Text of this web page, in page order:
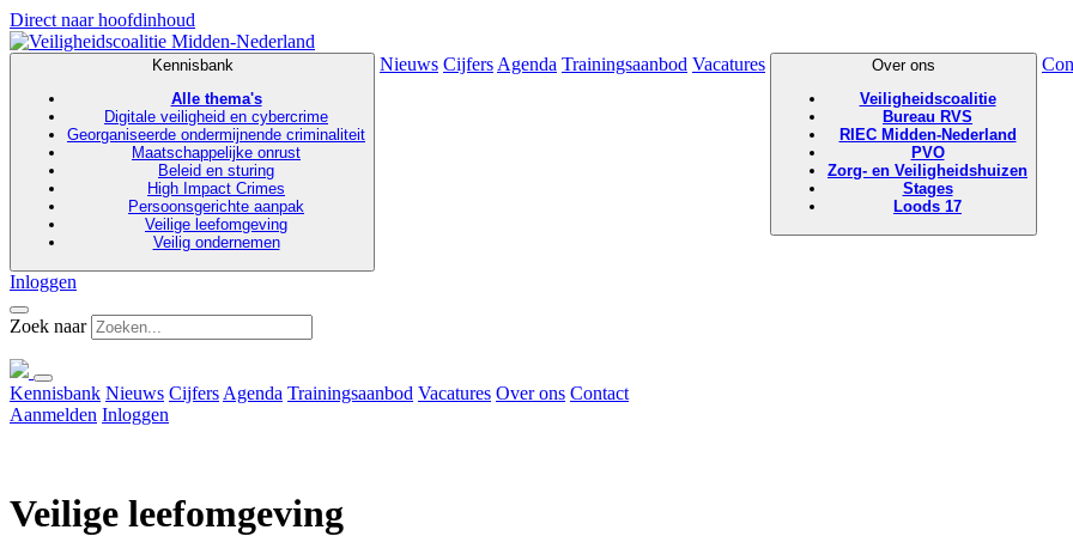
Direct naar hoofdinhoud
Kennisbank
Alle thema's
Digitale veiligheid en cybercrime
Georganiseerde ondermijnende criminaliteit
Maatschappelijke onrust
Beleid en sturing
High Impact Crimes
Persoonsgerichte aanpak
Veilige leefomgeving
Veilig ondernemen
Nieuws Cijfers Agenda Trainingsaanbod Vacatures
Over ons
Veiligheidscoalitie
Bureau RVS
RIEC Midden-Nederland
PVO
Zorg- en Veiligheidshuizen
Stages
Loods 17
Inloggen
Zoek naar
Kennisbank Nieuws Cijfers Agenda Trainingsaanbod Vacatures Over ons Contact
Aanmelden Inloggen
Veilige leefomgeving